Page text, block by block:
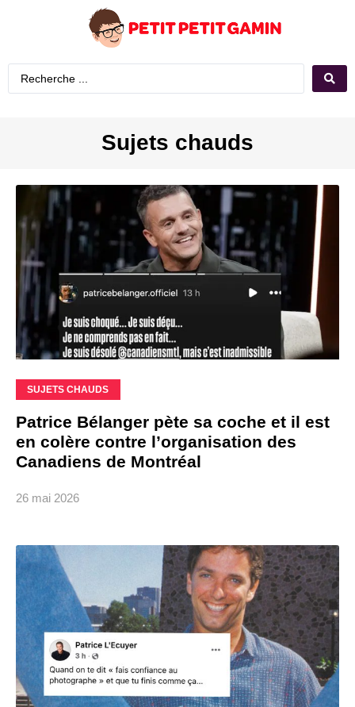
Sujets chauds
SUJETS CHAUDS
Patrice Bélanger pète sa coche et il est
en colère contre l’organisation des
Canadiens de Montréal
26 mai 2026